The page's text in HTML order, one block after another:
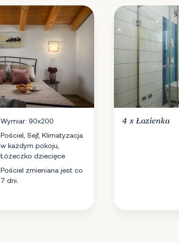
Wymiar: 90x200
Pościel, Sejf, Klimatyzacja
w każdym pokoju,
Łóżeczko dziecięce
Pościel zmieniana jest co
7 dni.
4 x Łazienka